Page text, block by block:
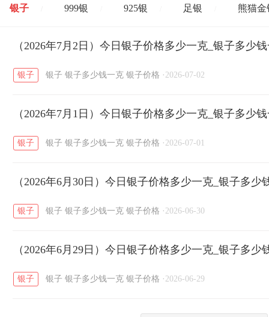
银子 999银 925银 足银 熊猫金
开国纪念币 大清银币 / 长城币 / 老
菜百 周生生 周大生
六福 / 金至尊 / 潮宏基 / 亚一金店
（2026年7月2日）今日银子价格多少一克_银子多少
银子 银子 银子多少钱一克 银子价格 · 2026-07-02
（2026年7月1日）今日银子价格多少一克_银子多少
银子 银子 银子多少钱一克 银子价格 · 2026-07-01
（2026年6月30日）今日银子价格多少一克_银子多少
银子 银子 银子多少钱一克 银子价格 · 2026-06-30
（2026年6月29日）今日银子价格多少一克_银子多少
银子 银子 银子多少钱一克 银子价格 · 2026-06-29